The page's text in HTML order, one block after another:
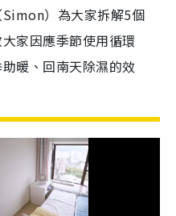
Simon）為大家拆解5個
家因應季節使用循環
暖、回南天除濕的效